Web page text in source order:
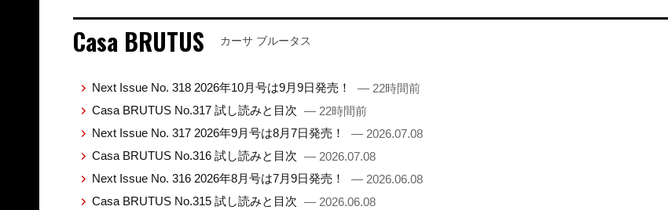
Casa BRUTUS カーサ ブルータス
Next Issue No. 318 2026年10月号は9月9日発売！
— 22時間前
Casa BRUTUS No.317 試し読みと目次 — 22時間前
Next Issue No. 317 2026年9月号は8月7日発売！
— 2026.07.08
Casa BRUTUS No.316 試し読みと目次 — 2026.07.08
Next Issue No. 316 2026年8月号は7月9日発売！
— 2026.06.08
Casa BRUTUS No.315 試し読みと目次 — 2026.06.08